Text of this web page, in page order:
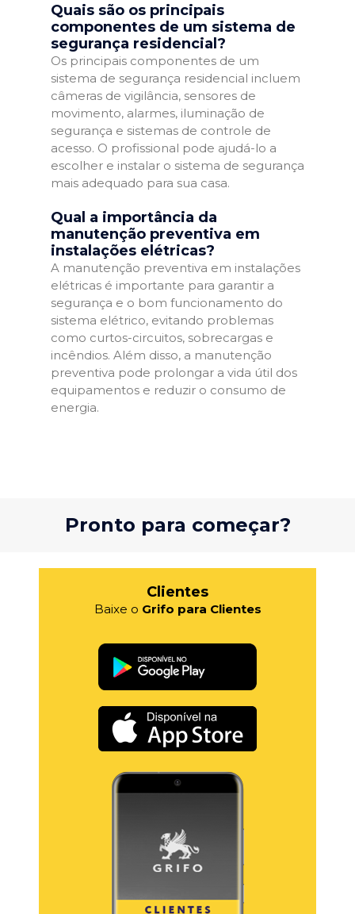
Quais são os principais
componentes de um sistema de
segurança residencial?
Os principais componentes de um
sistema de segurança residencial incluem
câmeras de vigilância, sensores de
movimento, alarmes, iluminação de
segurança e sistemas de controle de
acesso. O profissional pode ajudá-lo a
escolher e instalar o sistema de segurança
mais adequado para sua casa.
Qual a importância da
manutenção preventiva em
instalações elétricas?
A manutenção preventiva em instalações
elétricas é importante para garantir a
segurança e o bom funcionamento do
sistema elétrico, evitando problemas
como curtos-circuitos, sobrecargas e
incêndios. Além disso, a manutenção
preventiva pode prolongar a vida útil dos
equipamentos e reduzir o consumo de
energia.
Pronto para começar?
Clientes
Baixe o Grifo para Clientes